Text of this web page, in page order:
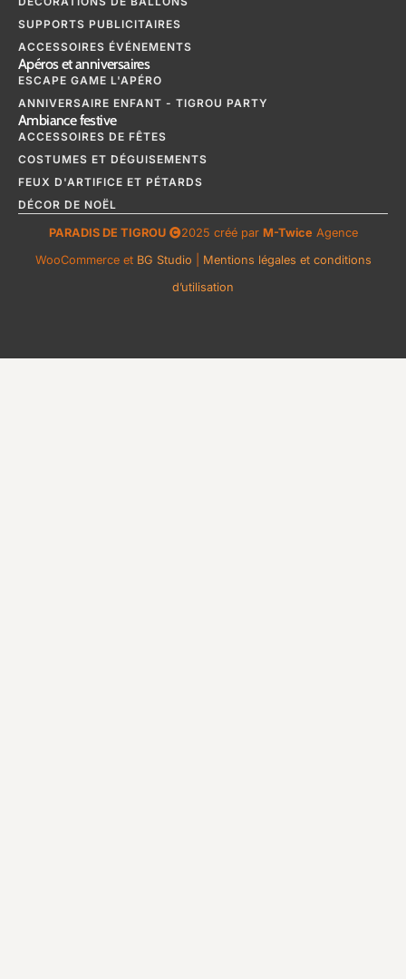
SUPPORTS PUBLICITAIRES
ACCESSOIRES ÉVÉNEMENTS
Apéros et anniversaires
ESCAPE GAME L'APÉRO
ANNIVERSAIRE ENFANT - TIGROU PARTY
Ambiance festive
ACCESSOIRES DE FÊTES
COSTUMES ET DÉGUISEMENTS
FEUX D'ARTIFICE ET PÉTARDS
DÉCOR DE NOËL
PARADIS DE TIGROU 2025 créé par M-Twice Agence
WooCommerce et BG Studio
Mentions légales et conditions
d’utilisation